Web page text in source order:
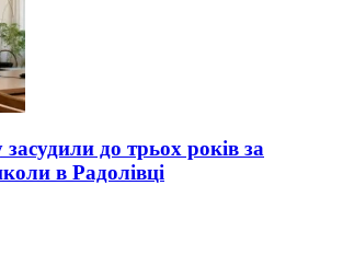
до трьох років за
в Радолівці